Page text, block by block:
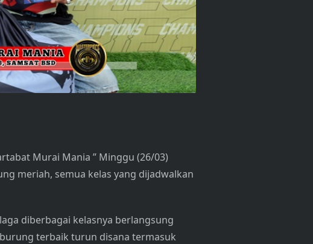
Murai Mania ” Minggu (26/03)
meriah, semua kelas yang dijadwalkan
diberbagai kelasnya berlangsung
terbaik turun disana termasuk